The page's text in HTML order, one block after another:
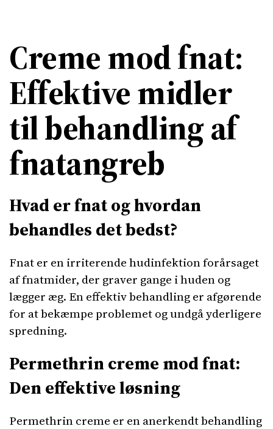
Creme mod fnat:
Effektive midler
til behandling af
fnatangreb
Hvad er fnat og hvordan
behandles det bedst?
Fnat er en irriterende hudinfektion forårsaget
af fnatmider, der graver gange i huden og
lægger æg. En effektiv behandling er afgørende
for at bekæmpe problemet og undgå yderligere
spredning.
Permethrin creme mod fnat:
Den effektive løsning
Permethrin creme er en anerkendt behandling